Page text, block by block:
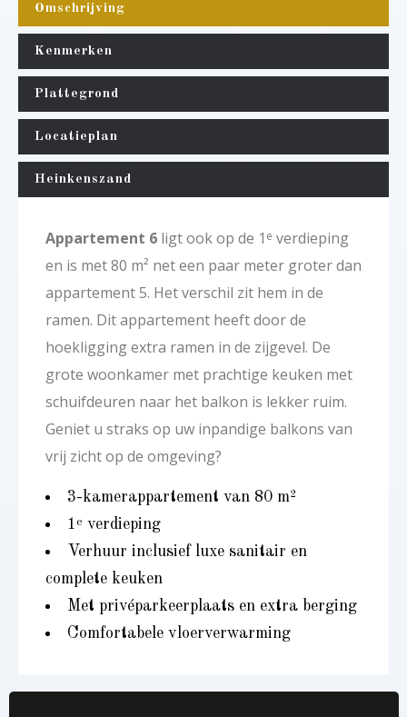
Omschrijving
Kenmerken
Plattegrond
Locatieplan
Heinkenszand
Appartement 6 ligt ook op de 1 e verdieping
en is met 80 m² net een paar meter groter dan
appartement 5. Het verschil zit hem in de
ramen. Dit appartement heeft door de
hoekligging extra ramen in de zijgevel. De
grote woonkamer met prachtige keuken met
schuifdeuren naar het balkon is lekker ruim.
Geniet u straks op uw inpandige balkons van
vrij zicht op de omgeving?
3-kamerappartement van 80 m²
1 e verdieping
Verhuur inclusief luxe sanitair en
complete keuken
Met privéparkeerplaats en extra berging
Comfortabele vloerverwarming